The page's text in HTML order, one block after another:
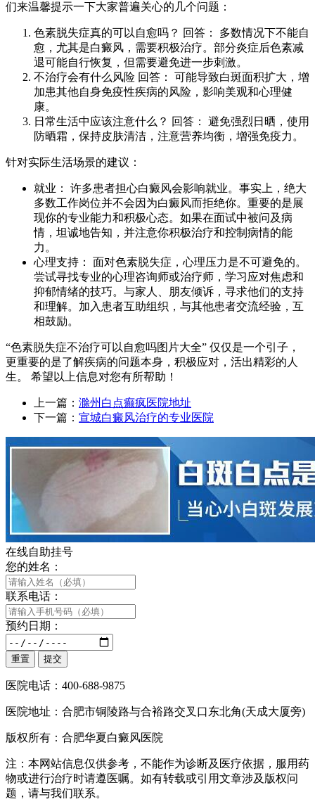
们来温馨提示一下大家普遍关心的几个问题：
色素脱失症真的可以自愈吗？ 回答： 多数情况下不能自
愈，尤其是白癜风，需要积极治疗。部分炎症后色素减
退可能自行恢复，但需要避免进一步刺激。
不治疗会有什么风险 回答： 可能导致白斑面积扩大，增
加患其他自身免疫性疾病的风险，影响美观和心理健
康。
日常生活中应该注意什么？ 回答： 避免强烈日晒，使用
防晒霜，保持皮肤清洁，注意营养均衡，增强免疫力。
针对实际生活场景的建议：
就业： 许多患者担心白癜风会影响就业。事实上，绝大
多数工作岗位并不会因为白癜风而拒绝你。重要的是展
现你的专业能力和积极心态。如果在面试中被问及病
情，坦诚地告知，并注意你积极治疗和控制病情的能
力。
心理支持： 面对色素脱失症，心理压力是不可避免的。
尝试寻找专业的心理咨询师或治疗师，学习应对焦虑和
抑郁情绪的技巧。与家人、朋友倾诉，寻求他们的支持
和理解。加入患者互助组织，与其他患者交流经验，互
相鼓励。
“色素脱失症不治疗可以自愈吗图片大全” 仅仅是一个引子，
更重要的是了解疾病的问题本身，积极应对，活出精彩的人
生。 希望以上信息对您有所帮助！
上一篇： 滁州白点癫疯医院地址
下一篇： 宣城白癜风治疗的专业医院
在线自助挂号
您的姓名：
联系电话：
预约日期：
医院电话：400-688-9875
医院地址：合肥市铜陵路与合裕路交叉口东北角(天成大厦旁)
版权所有：合肥华夏白癜风医院
注：本网站信息仅供参考，不能作为诊断及医疗依据，服用药
物或进行治疗时请遵医嘱。如有转载或引用文章涉及版权问
题，请与我们联系。